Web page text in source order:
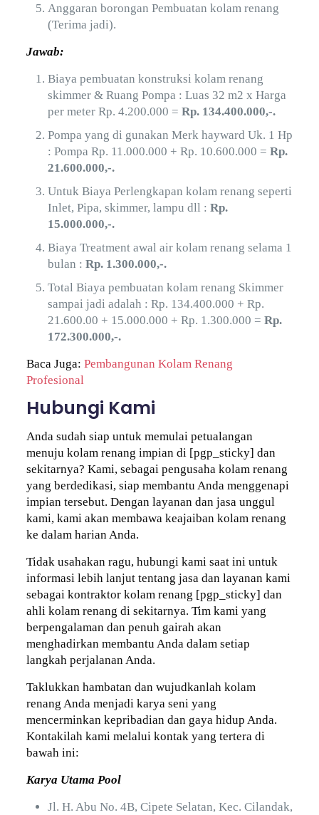
Anggaran borongan Pembuatan kolam renang
(Terima jadi).
Jawab:
Biaya pembuatan konstruksi kolam renang
skimmer & Ruang Pompa : Luas 32 m2 x Harga
per meter Rp. 4.200.000 = Rp. 134.400.000,-.
Pompa yang di gunakan Merk hayward Uk. 1 Hp
: Pompa Rp. 11.000.000 + Rp. 10.600.000 = Rp.
21.600.000,-.
Untuk Biaya Perlengkapan kolam renang seperti
Inlet, Pipa, skimmer, lampu dll : Rp.
15.000.000,-.
Biaya Treatment awal air kolam renang selama 1
bulan : Rp. 1.300.000,-.
Total Biaya pembuatan kolam renang Skimmer
sampai jadi adalah : Rp. 134.400.000 + Rp.
21.600.00 + 15.000.000 + Rp. 1.300.000 = Rp.
172.300.000,-.
Baca Juga: Pembangunan Kolam Renang
Profesional
Hubungi Kami
Anda sudah siap untuk memulai petualangan
menuju kolam renang impian di [pgp_sticky] dan
sekitarnya? Kami, sebagai pengusaha kolam renang
yang berdedikasi, siap membantu Anda menggenapi
impian tersebut. Dengan layanan dan jasa unggul
kami, kami akan membawa keajaiban kolam renang
ke dalam harian Anda.
Tidak usahakan ragu, hubungi kami saat ini untuk
informasi lebih lanjut tentang jasa dan layanan kami
sebagai kontraktor kolam renang [pgp_sticky] dan
ahli kolam renang di sekitarnya. Tim kami yang
berpengalaman dan penuh gairah akan
menghadirkan membantu Anda dalam setiap
langkah perjalanan Anda.
Taklukkan hambatan dan wujudkanlah kolam
renang Anda menjadi karya seni yang
mencerminkan kepribadian dan gaya hidup Anda.
Kontakilah kami melalui kontak yang tertera di
bawah ini:
Karya Utama Pool
Jl. H. Abu No. 4B, Cipete Selatan, Kec. Cilandak,